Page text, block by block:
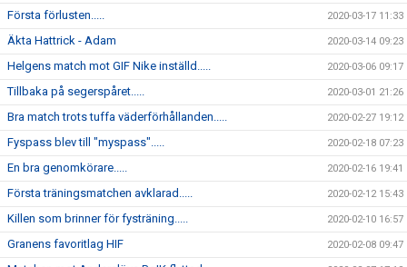
Första förlusten..... 2020-03-17 11:33
Äkta Hattrick - Adam 2020-03-14 09:23
Helgens match mot GIF Nike inställd..... 2020-03-06 09:17
Tillbaka på segerspåret..... 2020-03-01 21:26
Bra match trots tuffa väderförhållanden..... 2020-02-27 19:12
Fyspass blev till "myspass"..... 2020-02-18 07:23
En bra genomkörare..... 2020-02-16 19:41
Första träningsmatchen avklarad..... 2020-02-12 15:43
Killen som brinner för fysträning..... 2020-02-10 16:57
Granens favoritlag HIF 2020-02-08 09:47